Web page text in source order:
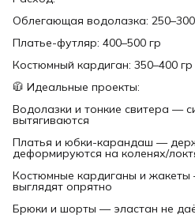
Облегающая водолазка:
Платье-футляр: 400–500 гр
Костюмный кардиган: 350–400 гр
🧥 Идеальные проекты:
Водолазки и тонкие свитера —
вытягиваются
Платья и юбки-карандаш —
деформируются на коленях/
Костюмные кардиганы и жакеты
выглядят опрятно
Брюки и шорты — эластан не